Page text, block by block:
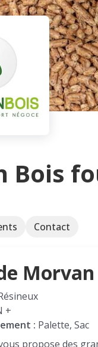
Bois
Contact
Morvan
+
: Palette, Sac
propose des